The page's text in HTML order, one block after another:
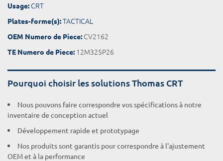
Usage: CRT
Plates-forme(s):TACTICAL
OEM Numero de Piece: CV2162
TE Numero de Piece: 12M325P26
Pourquoi choisir les solutions Thomas CRT
Nous pouvons faire correspondre vos spécifications à notre
inventaire de conception actuel
Développement rapide et prototypage
Nos produits sont garantis pour correspondre à l'ajustement
OEM et à la performance